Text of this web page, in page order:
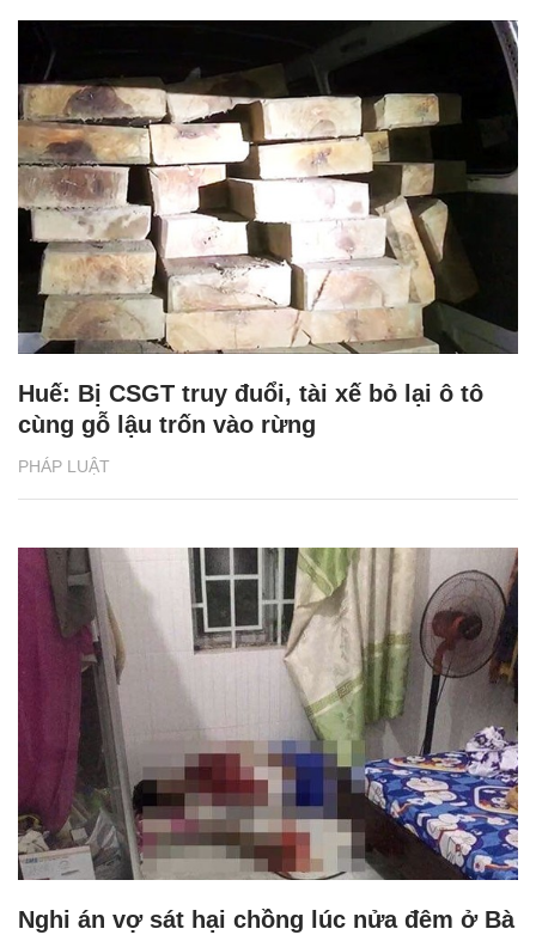
PHÁP LUẬT
Huế: Bị CSGT truy đuổi, tài xế bỏ lại ô tô
cùng gỗ lậu trốn vào rừng
Nghi án vợ sát hại chồng lúc nửa đêm ở Bà